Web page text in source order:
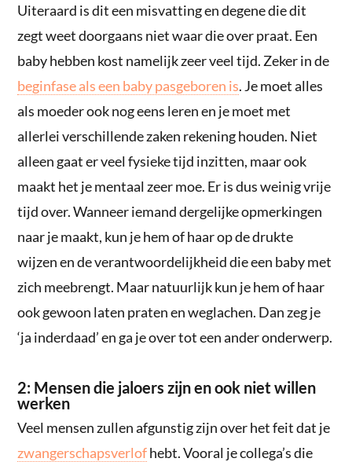
Uiteraard is dit een misvatting en degene die dit
zegt weet doorgaans niet waar die over praat. Een
baby hebben kost namelijk zeer veel tijd. Zeker in de
beginfase als een baby pasgeboren is. Je moet alles
als moeder ook nog eens leren en je moet met
allerlei verschillende zaken rekening houden. Niet
alleen gaat er veel fysieke tijd inzitten, maar ook
maakt het je mentaal zeer moe. Er is dus weinig vrije
tijd over. Wanneer iemand dergelijke opmerkingen
naar je maakt, kun je hem of haar op de drukte
wijzen en de verantwoordelijkheid die een baby met
zich meebrengt. Maar natuurlijk kun je hem of haar
ook gewoon laten praten en weglachen. Dan zeg je
‘ja inderdaad’ en ga je over tot een ander onderwerp.
2: Mensen die jaloers zijn en ook niet willen
werken
Veel mensen zullen afgunstig zijn over het feit dat je
zwangerschapsverlofhebt. Vooral je collega’s die